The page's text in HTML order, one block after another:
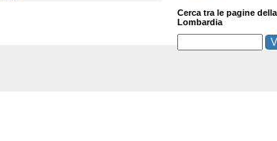
Cerca tra le pagine della
Lombardia